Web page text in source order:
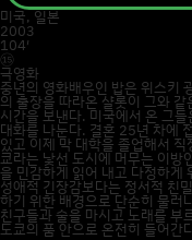
미국, 일본
2003
104′
⑮
극영화
중년의 영화배우인 밥은 위스키
의 출장을 따라온 샬롯이 그와
시간을 보낸다. 미국에서 온 그
대화를 나눈다. 결혼 25년 차에
있고 이제 막 대학을 졸업해서
쿄라는 낯선 도시에 머무는 이방
을 민감하게 읽어 내고 다정하게
성애적 긴장감보다는 정서적 친
하기 위한 배경으로 단순히 물러
친구들과 술을 마시고 노래를 부
도쿄의 품 안으로 온전히 들어간